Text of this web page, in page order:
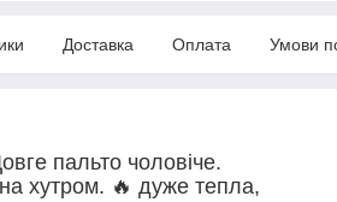
Доставка Оплата Умови
пальто чоловіче.
хутром. 🔥 дуже тепла,